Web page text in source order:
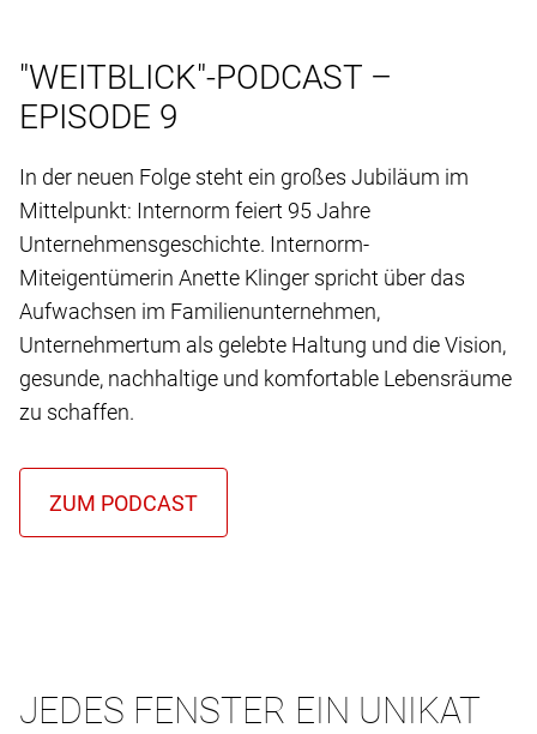
"WEITBLICK"-PODCAST –
EPISODE 9
In der neuen Folge steht ein großes Jubiläum im
Mittelpunkt: Internorm feiert 95 Jahre
Unternehmensgeschichte. Internorm-
Miteigentümerin Anette Klinger spricht über das
Aufwachsen im Familienunternehmen,
Unternehmertum als gelebte Haltung und die Vision,
gesunde, nachhaltige und komfortable Lebensräume
zu schaffen.
JEDES FENSTER EIN UNIKAT